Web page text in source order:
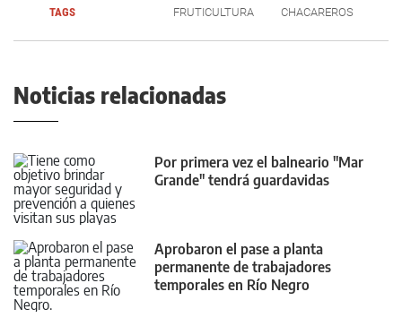
TAGS FRUTICULTURA CHACAREROS
Noticias relacionadas
Por primera vez el balneario "Mar
Grande" tendrá guardavidas
Aprobaron el pase a planta
permanente de trabajadores
temporales en Río Negro